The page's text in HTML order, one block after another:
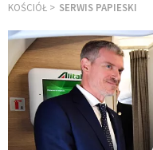
KOŚCIÓŁ SERWIS PAPIESKI